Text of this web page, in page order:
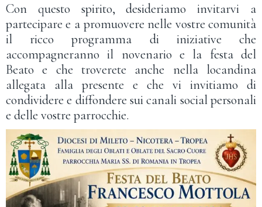
Con questo spirito, desideriamo invitarvi a
partecipare e a promuovere nelle vostre comunità
il ricco programma di iniziative che
accompagneranno il novenario e la festa del
Beato e che troverete anche nella locandina
allegata alla presente e che vi invitiamo di
condividere e diffondere sui canali social personali
e delle vostre parrocchie.